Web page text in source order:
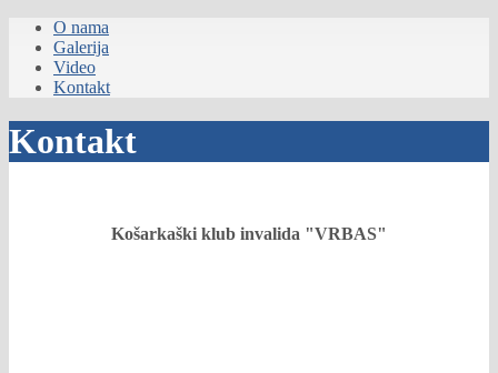
O nama
Galerija
Video
Kontakt
Kontakt
Košarkaški klub invalida "VRBAS"